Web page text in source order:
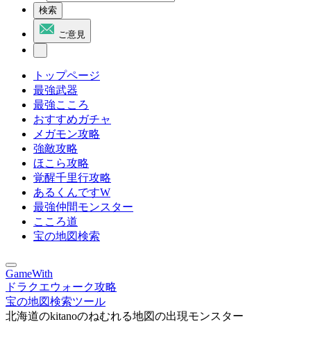
検索
ご意見
トップページ
最強武器
最強こころ
おすすめガチャ
メガモン攻略
強敵攻略
ほこら攻略
覚醒千里行攻略
あるくんですW
最強仲間モンスター
こころ道
宝の地図検索
GameWith
ドラクエウォーク攻略
宝の地図検索ツール
北海道のkitanoのねむれる地図の出現モンスター